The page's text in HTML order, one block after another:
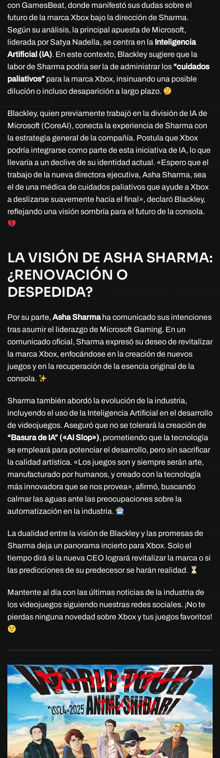
con GamesBeat, donde manifestó sus dudas sobre el
futuro de la marca Xbox bajo la dirección de Sharma.
Según su análisis, la principal apuesta de Microsoft,
liderada por Satya Nadella, se centra en la Inteligencia
Artificial (IA). En este contexto, Blackley sugiere que la
labor de Sharma podría ser la de administrar los “cuidados
paliativos” para la marca Xbox, insinuando una posible
dilución o incluso desaparición a largo plazo.
Blackley, quien previamente trabajó en la división de IA de
Microsoft (CoreAI), conecta la experiencia de Sharma con
la estrategia general de la compañía. Postula que Xbox
podría integrarse como parte de esta iniciativa de IA, lo que
llevaría a un declive de su identidad actual. «Espero que el
trabajo de la nueva directora ejecutiva, Asha Sharma, sea
el de una médica de cuidados paliativos que ayude a Xbox
a deslizarse suavemente hacia el final», declaró Blackley,
reflejando una visión sombría para el futuro de la consola.
LA VISIÓN DE ASHA SHARMA:
¿RENOVACIÓN O
DESPEDIDA?
Por su parte, Asha Sharmaha comunicado sus intenciones
tras asumir el liderazgo de Microsoft Gaming. En un
comunicado oficial, Sharma expresó su deseo de revitalizar
la marca Xbox, enfocándose en la creación de nuevos
juegos y en la recuperación de la esencia original de la
consola.
Sharma también abordó la evolución de la industria,
incluyendo el uso de la Inteligencia Artificial en el desarrollo
de videojuegos. Aseguró que no se tolerará la creación de
“Basura de IA” («AI Slop»), prometiendo que la tecnología
se empleará para potenciar el desarrollo, pero sin sacrificar
la calidad artística. «Los juegos son y siempre serán arte,
manufacturado por humanos, y creado con la tecnología
más innovadora que se nos provea», afirmó, buscando
calmar las aguas ante las preocupaciones sobre la
automatización en la industria.
La dualidad entre la visión de Blackley y las promesas de
Sharma deja un panorama incierto para Xbox. Solo el
tiempo dirá si la nueva CEO logrará revitalizar la marca o si
las predicciones de su predecesor se harán realidad.
Mantente al día con las últimas noticias de la industria de
los videojuegos siguiendo nuestras redes sociales. ¡No te
pierdas ninguna novedad sobre Xbox y tus juegos favoritos!